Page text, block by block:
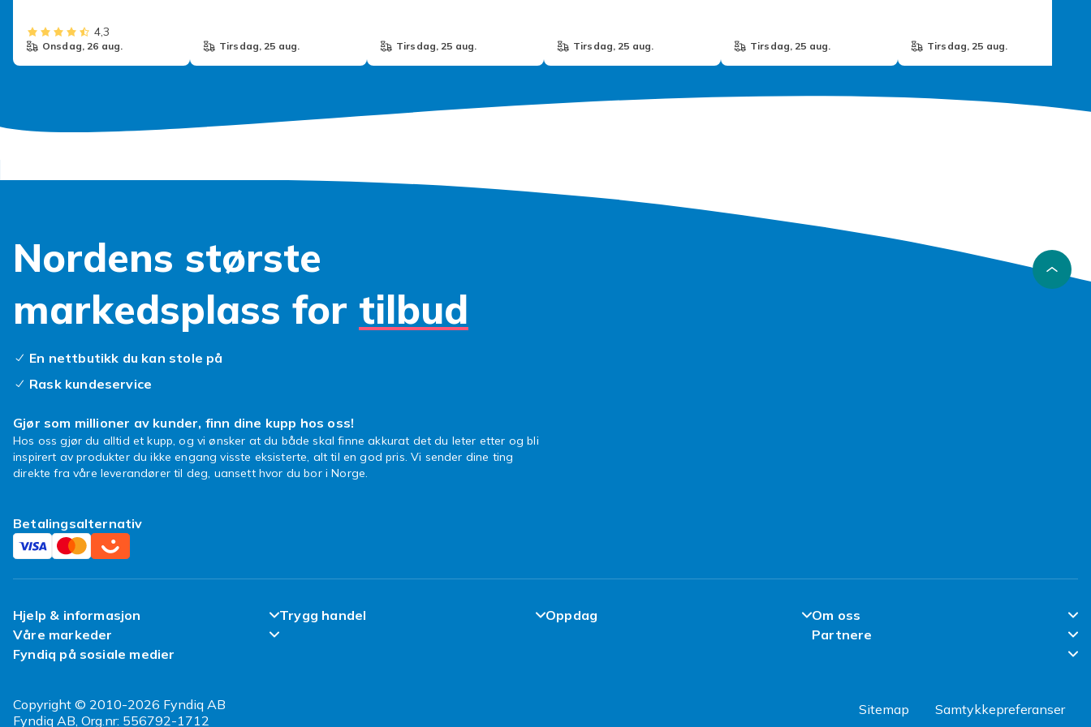
4,3
onsdag, 26 aug. tirsdag, 25 aug. tirsdag, 25 aug. tirsdag, 25 aug. tirsdag, 25 aug. tirsdag, 25 aug.
Nordens største
markedsplass for tilbud
En nettbutikk du kan stole på
Rask kundeservice
Gjør som millioner av kunder, finn dine kupp hos oss!
Hos oss gjør du alltid et kupp, og vi ønsker at du både skal finne akkurat det du leter etter og bli
inspirert av produkter du ikke engang visste eksisterte, alt til en god pris. Vi sender dine ting
direkte fra våre leverandører til deg, uansett hvor du bor i Norge.
Betalingsalternativ
Hjelp & informasjon
Ofte stilte spørsmål
Angre & returner her
Trygg handel
Oppdag
Om oss
Om Fyndiq
Jobbe hos Fyndiq
Våre markeder
Fyndiq Finland
Partnere
Fyndiq på sosiale medier
Copyright © 2010-2026 Fyndiq AB
Fyndiq AB, Org.nr: 556792-1712
Sitemap Samtykkepreferanser